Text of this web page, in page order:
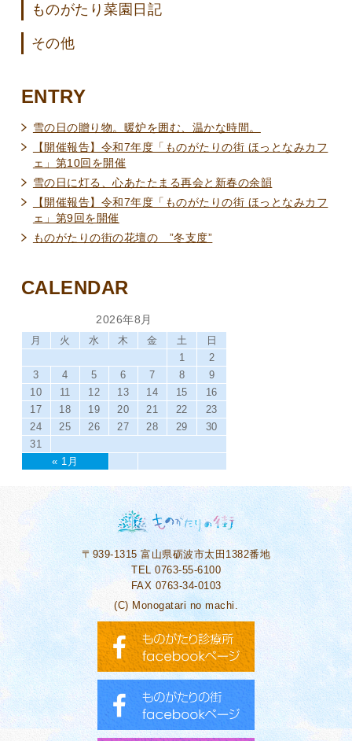
ものがたり菜園日記
その他
ENTRY
雪の日の贈り物。暖炉を囲む、温かな時間。
【開催報告】令和7年度「ものがたりの街 ほっとなみカフ
ェ」第10回を開催
雪の日に灯る、心あたたまる再会と新春の余韻
【開催報告】令和7年度「ものがたりの街 ほっとなみカフ
ェ」第9回を開催
ものがたりの街の花壇の ”冬支度”
CALENDAR
2026年8月
月 火 水 木 金 土 日
« 1月
1
2
3
4 5 6 7 8
9
10
11 12 13 14 15
16
17
18 19 20 21 22
23
24
25 26 27 28 29
30
31
〒939-1315富山県砺波市太田1382番地
TEL 0763-55-6100
FAX 0763-34-0103
(C) Monogatari no machi.